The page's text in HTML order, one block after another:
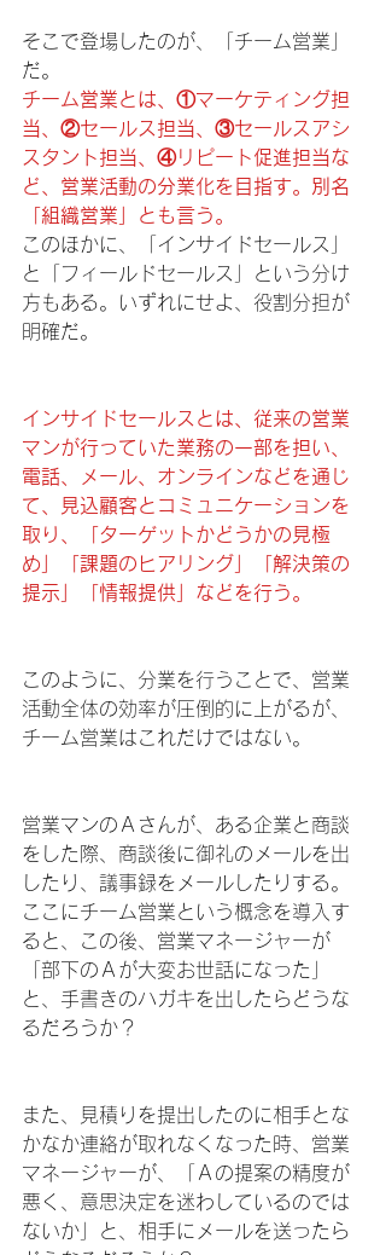
そこで登場したのが、「チーム営業」
だ。
チーム営業とは、①マーケティング担
当、②セールス担当、③セールスアシ
スタント担当、④リピート促進担当な
ど、営業活動の分業化を目指す。別名
「組織営業」とも言う。
このほかに、「インサイドセールス」
と「フィールドセールス」という分け
方もある。いずれにせよ、役割分担が
明確だ。
インサイドセールスとは、従来の営業
マンが行っていた業務の一部を担い、
電話、メール、オンラインなどを通じ
て、見込顧客とコミュニケーションを
取り、「ターゲットかどうかの見極
め」「課題のヒアリング」「解決策の
提示」「情報提供」などを行う。
このように、分業を行うことで、営業
活動全体の効率が圧倒的に上がるが、
チーム営業はこれだけではない。
営業マンのＡさんが、ある企業と商談
をした際、商談後に御礼のメールを出
したり、議事録をメールしたりする。
ここにチーム営業という概念を導入す
ると、この後、営業マネージャーが
「部下のＡが大変お世話になった」
と、手書きのハガキを出したらどうな
るだろうか？
また、見積りを提出したのに相手とな
かなか連絡が取れなくなった時、営業
マネージャーが、「Ａの提案の精度が
悪く、意思決定を迷わしているのでは
ないか」と、相手にメールを送ったら